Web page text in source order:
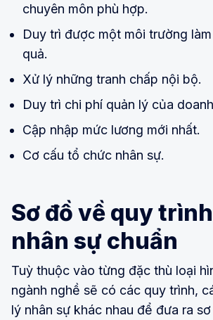
chuyên môn phù hợp.
Duy trì được một môi trường
quả.
Xử lý những tranh chấp nội bộ.
Duy trì chi phí quản lý của
Cập nhập mức lương mới nhất.
Cơ cấu tổ chức nhân sự.
Sơ đồ về quy
nhân sự chuẩn
Tuỳ thuộc vào từng đặc thù loại
ngành nghề sẽ có các quy trình,
lý nhân sự khác nhau để đưa ra